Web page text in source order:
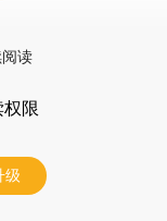
读
权限
级